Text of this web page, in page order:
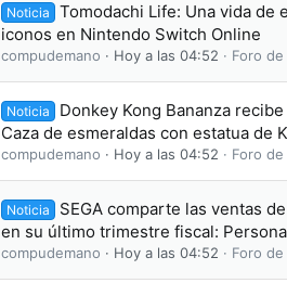
Noticia
Tomodachi Life: Una vida de
iconos en Nintendo Switch Online
compudemano Hoy a las 04:52 Foro
Noticia
Donkey Kong Bananza
Caza de esmeraldas con estatua de
compudemano Hoy a las 04:52 Foro
Noticia
SEGA comparte las ventas
en su último trimestre fiscal:
compudemano Hoy a las 04:52 Foro